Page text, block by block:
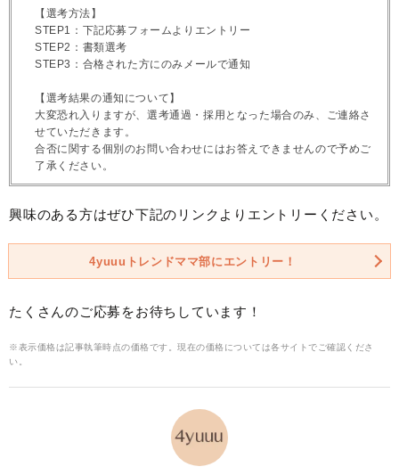
【選考方法】
STEP1：下記応募フォームよりエントリー
STEP2：書類選考
STEP3：合格された方にのみメールで通知
【選考結果の通知について】
大変恐れ入りますが、選考通過・採用となった場合のみ、ご連絡さ
せていただきます。
合否に関する個別のお問い合わせにはお答えできませんので予めご
了承ください。
興味のある方はぜひ下記のリンクよりエントリーください。
4yuuuトレンドママ部にエントリー！
たくさんのご応募をお待ちしています！
※表示価格は記事執筆時点の価格です。現在の価格については各サイトでご確認くださ
い。